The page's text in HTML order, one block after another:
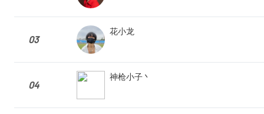
03
花小龙
04
神枪小子丶